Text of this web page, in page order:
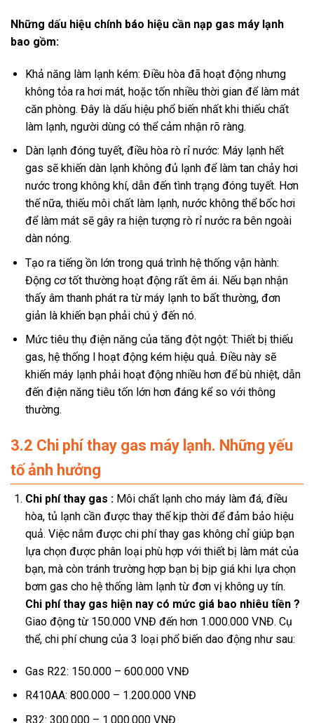
Những dấu hiệu chính báo hiệu cần nạp gas máy lạnh
bao gồm:
Khả năng làm lạnh kém: Điều hòa đã hoạt động nhưng
không tỏa ra hơi mát, hoặc tốn nhiều thời gian để làm mát
căn phòng. Đây là dấu hiệu phổ biến nhất khi thiếu chất
làm lạnh, người dùng có thể cảm nhận rõ ràng.
Dàn lạnh đóng tuyết, điều hòa rò rỉ nước: Máy lạnh hết
gas sẽ khiến dàn lạnh không đủ lạnh để làm tan chảy hơi
nước trong không khí, dẫn đến tình trạng đóng tuyết. Hơn
thế nữa, thiếu môi chất làm lạnh, nước không thể bốc hơi
để làm mát sẽ gây ra hiện tượng rò rỉ nước ra bên ngoài
dàn nóng.
Tạo ra tiếng ồn lớn trong quá trình hệ thống vận hành:
Động cơ tốt thường hoạt động rất êm ái. Nếu bạn nhận
thấy âm thanh phát ra từ máy lạnh to bất thường, đơn
giản là khiến bạn phải chú ý đến nó.
Mức tiêu thụ điện năng của tăng đột ngột: Thiết bị thiếu
gas, hệ thống l hoạt động kém hiệu quả. Điều này sẽ
khiến máy lạnh phải hoạt động nhiều hơn để bù nhiệt, dẫn
đến điện năng tiêu tốn lớn hơn đáng kể so với thông
thường.
3.2 Chi phí thay gas máy lạnh. Những yếu
tố ảnh hưởng
Chi phí thay gas : Môi chất lạnh cho máy làm đá, điều
hòa, tủ lạnh cần được thay thế kịp thời để đảm bảo hiệu
quả. Việc nắm được chi phí thay gas không chỉ giúp bạn
lựa chọn được phân loại phù hợp với thiết bị làm mát của
bạn, mà còn tránh trường hợp bạn bị bịp giá khi lựa chọn
bơm gas cho hệ thống làm lạnh từ đơn vị không uy tín.
Chi phí thay gas hiện nay có mức giá bao nhiêu tiền ?
Giao động từ 150.000 VNĐ đến hơn 1.000.000 VNĐ. Cụ
thể, chi phí chung của 3 loại phổ biến dao động như sau:
Gas R22: 150.000 – 600.000 VNĐ
R410AA: 800.000 – 1.200.000 VNĐ
R32: 300.000 – 1.000.000 VNĐ